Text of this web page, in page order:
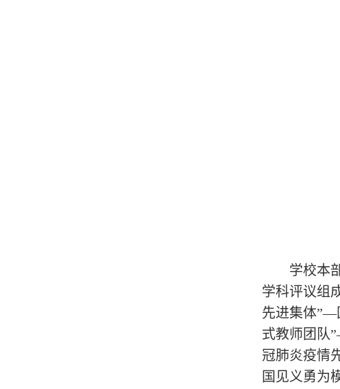
学校本
学科评议组
先进集体”—
式教师团队
冠肺炎疫情
国见义勇为